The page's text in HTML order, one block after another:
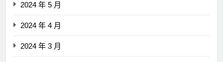
2024 年 5 月
2024 年 4 月
2024 年 3 月